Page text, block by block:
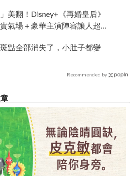
美翻！Disney+《再婚皇后》
氣場＋豪華主演陣容讓人超
點全部消失了，小肚子都變
Recommended by